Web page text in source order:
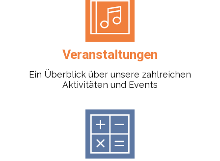
Veranstaltungen
Ein Überblick über unsere zahlreichen
Aktivitäten und Events